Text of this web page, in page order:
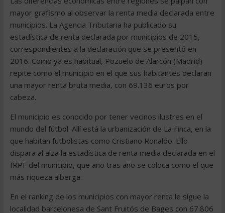
mayor grafismo al observar la renta media declarada entre
municipios. La Agencia Tributaria ha publicado su
estadística de renta declarada por municipios de 2015,
correspondientes a la declaración que se presentó en
2016. Como ya es habitual, Pozuelo de Alarcón (Madrid)
repite como el municipio en el que sus habitantes declaran
una mayor renta bruta media, con 69.136 euros por
cabeza.
El municipio es conocido por tener vecinos ilustres en el
mundo del fútbol. Allí está la urbanización de La Finca, en la
que habitan futbolistas como Cristiano Ronaldo. Ello
dispara al alza la estadística de renta media declarada en el
IRPF del municipio, que año tras año se coloca como el que
más riqueza alberga.
En el ranking de los municipios con mayor renta le sigue la
localidad barcelonesa de Sant Fruitós de Bages con 67.806